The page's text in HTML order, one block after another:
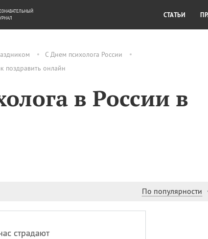
С Днем психолога России
поздравить онлайн
в России в
По популярности
страдают
ДЕНЬГИ СТАТЬИ